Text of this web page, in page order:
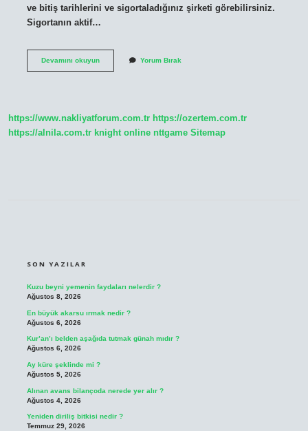
​​ve bitiş tarihlerini ve sigortaladığınız şirketi görebilirsiniz.
Sigortanın aktif…
Devamını okuyunSağlık
Yorum Bırak
https://www.nakliyatforum.com.tr https://ozertem.com.tr
https://alnila.com.tr knight online nttgame Sitemap
SON YAZILAR
Kuzu beyni yemenin faydaları nelerdir ?
Ağustos 8, 2026
En büyük akarsu ırmak nedir ?
Ağustos 6, 2026
Kur’an’ı belden aşağıda tutmak günah mıdır ?
Ağustos 6, 2026
Ay küre şeklinde mi ?
Ağustos 5, 2026
Alınan avans bilançoda nerede yer alır ?
Ağustos 4, 2026
Yeniden diriliş bitkisi nedir ?
Temmuz 29, 2026